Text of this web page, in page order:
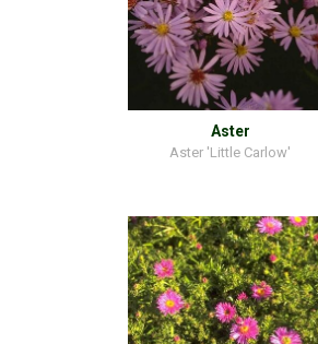
Aster
Aster 'Little Carlow'